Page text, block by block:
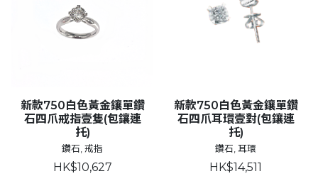
新款750白色黃金鑲單鑽
石四爪戒指壹隻(包鑲連
托)
鑽石, 戒指
HK$10,627
新款750白色黃金鑲單鑽
石四爪耳環壹對(包鑲連
托)
鑽石, 耳環
HK$14,511